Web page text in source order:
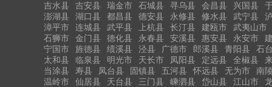
吉水县
吉安县 瑞金市 石城县 寻乌县 会昌县 兴国县
澎湖县
湖口县 都昌县 德安县 永修县 修水县 武宁县
漳平市
连城县 武平县 上杭县 长汀县 建瓯市 武夷山市
石狮市
金门县 德化县 永春县 安溪县 惠安县 永安市
宁国市
旌德县 绩溪县 泾县 广德市 郎溪县 青阳县 石
太和县
临泉县 明光市 天长市 凤阳县 定远县 全椒县
当涂县
寿县 凤台县 固镇县 五河县 怀远县 无为市 南
温岭市
仙居县 天台县 三门县 嵊泗县 岱山县 江山市